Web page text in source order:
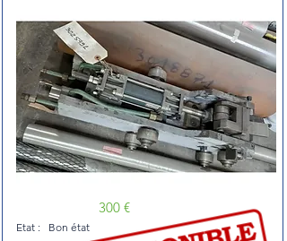
300 €
Etat : Bon état